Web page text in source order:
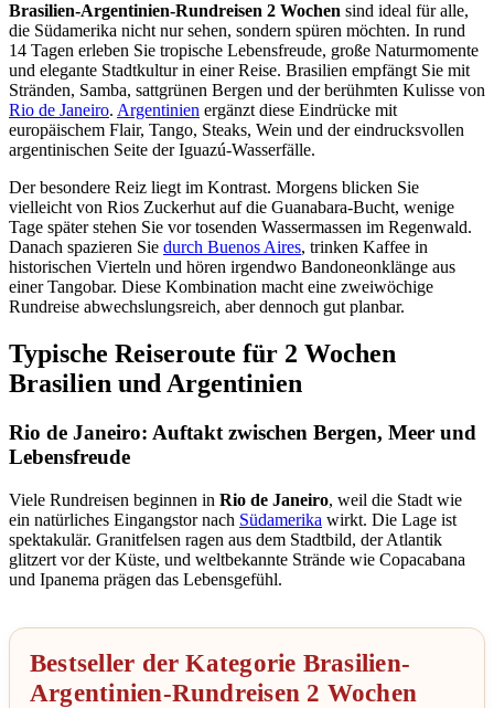
Brasilien-Argentinien-Rundreisen 2 Wochen sind ideal für alle,
die Südamerika nicht nur sehen, sondern spüren möchten. In rund
14 Tagen erleben Sie tropische Lebensfreude, große Naturmomente
und elegante Stadtkultur in einer Reise. Brasilien empfängt Sie mit
Stränden, Samba, sattgrünen Bergen und der berühmten Kulisse von
Rio de Janeiro. Argentinien ergänzt diese Eindrücke mit
europäischem Flair, Tango, Steaks, Wein und der eindrucksvollen
argentinischen Seite der Iguazú-Wasserfälle.
Der besondere Reiz liegt im Kontrast. Morgens blicken Sie
vielleicht von Rios Zuckerhut auf die Guanabara-Bucht, wenige
Tage später stehen Sie vor tosenden Wassermassen im Regenwald.
Danach spazieren Sie durch Buenos Aires, trinken Kaffee in
historischen Vierteln und hören irgendwo Bandoneonklänge aus
einer Tangobar. Diese Kombination macht eine zweiwöchige
Rundreise abwechslungsreich, aber dennoch gut planbar.
Typische Reiseroute für 2 Wochen
Brasilien und Argentinien
Rio de Janeiro: Auftakt zwischen Bergen, Meer und
Lebensfreude
Viele Rundreisen beginnen in Rio de Janeiro, weil die Stadt wie
ein natürliches Eingangstor nach Südamerika wirkt. Die Lage ist
spektakulär. Granitfelsen ragen aus dem Stadtbild, der Atlantik
glitzert vor der Küste, und weltbekannte Strände wie Copacabana
und Ipanema prägen das Lebensgefühl.
Bestseller der Kategorie Brasilien-
Argentinien-Rundreisen 2 Wochen